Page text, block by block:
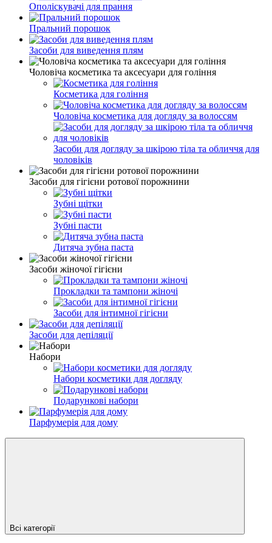
Ополіскувачі для прання
Пральний порошок
Засоби для виведення плям
Чоловіча косметика та аксесуари для гоління
Косметика для гоління
Чоловіча косметика для догляду за волоссям
Засоби для догляду за шкірою тіла та обличчя для
чоловіків
Засоби для гігієни ротової порожнини
Зубні щітки
Зубні пасти
Дитяча зубна паста
Засоби жіночої гігієни
Прокладки та тампони жіночі
Засоби для інтимної гігієни
Засоби для депіляції
Набори
Набори косметики для догляду
Подарункові набори
Парфумерія для дому
Всі категорії